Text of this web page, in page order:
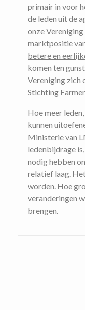
primair in voor
de leden uit de
onze
marktpositie
betere en
komen ten
Vereniging zich
Stichting
Hoe meer
kunnen
Ministerie van
ledenbijdrage
nodig hebben
relatief laag.
worden. Hoe
veranderingen
brengen.